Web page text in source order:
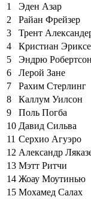
1
Эден Азар
2
Райан Фрейзер
3
Трент
4
Кристиан
5
Эндрю Робертсон
6
Лерой Зане
7
Рахим Стерлинг
8
Каллум Уилсон
9
Поль Погба
10 Давид Сильва
11 Серхио Агуэро
12 Александр
13 Мэтт Ритчи
14 Жоау Моутинью
15 Мохамед Салах